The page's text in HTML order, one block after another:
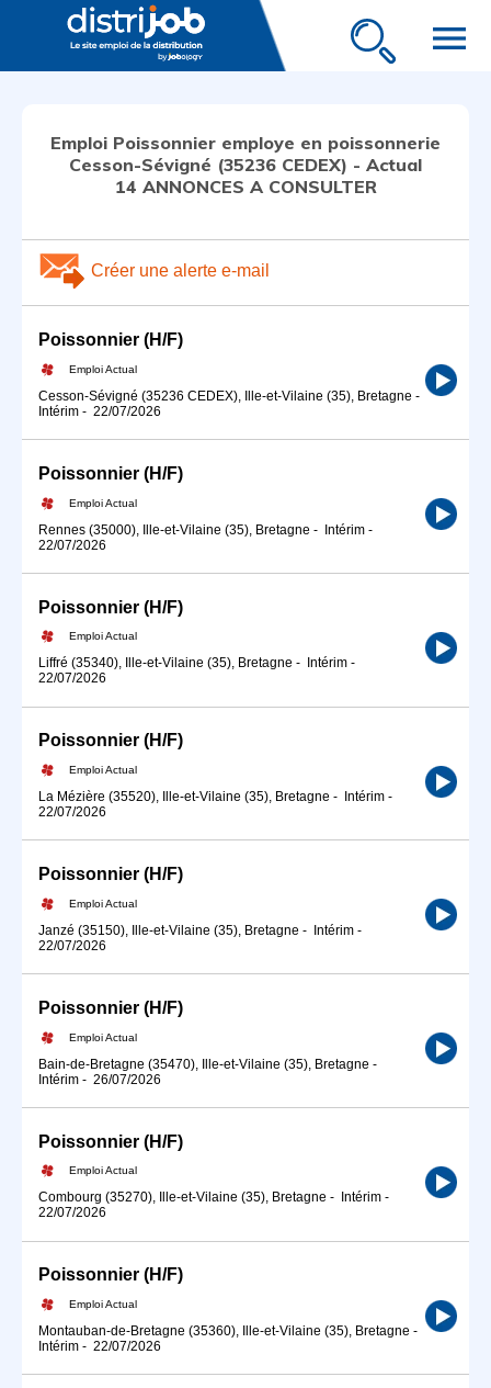
menu
Emploi Poissonnier employe en poissonnerie
Cesson-Sévigné (35236 CEDEX) - Actual
14 ANNONCES A CONSULTER
Créer une alerte e-mail
Poissonnier (H/F)
Emploi Actual
Cesson-Sévigné (35236 CEDEX), Ille-et-Vilaine (35), Bretagne -
Intérim - 22/07/2026
Poissonnier (H/F)
Emploi Actual
Rennes (35000), Ille-et-Vilaine (35), Bretagne - Intérim -
22/07/2026
Poissonnier (H/F)
Emploi Actual
Liffré (35340), Ille-et-Vilaine (35), Bretagne - Intérim -
22/07/2026
Poissonnier (H/F)
Emploi Actual
La Mézière (35520), Ille-et-Vilaine (35), Bretagne - Intérim -
22/07/2026
Poissonnier (H/F)
Emploi Actual
Janzé (35150), Ille-et-Vilaine (35), Bretagne - Intérim -
22/07/2026
Poissonnier (H/F)
Emploi Actual
Bain-de-Bretagne (35470), Ille-et-Vilaine (35), Bretagne -
Intérim - 26/07/2026
Poissonnier (H/F)
Emploi Actual
Combourg (35270), Ille-et-Vilaine (35), Bretagne - Intérim -
22/07/2026
Poissonnier (H/F)
Emploi Actual
Montauban-de-Bretagne (35360), Ille-et-Vilaine (35), Bretagne -
Intérim - 22/07/2026